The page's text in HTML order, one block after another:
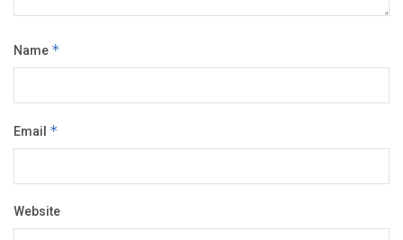
Name *
Email *
Website